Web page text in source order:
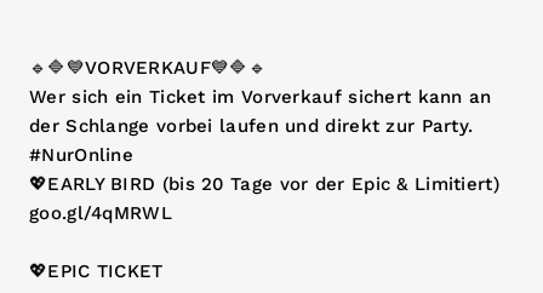
🔹🔷💙VORVERKAUF💙🔷🔹
Wer sich ein Ticket im Vorverkauf sichert kann an
der Schlange vorbei laufen und direkt zur Party.
#NurOnline
💖EARLY BIRD (bis 20 Tage vor der Epic & Limitiert)
goo.gl/4qMRWL
💖EPIC TICKET